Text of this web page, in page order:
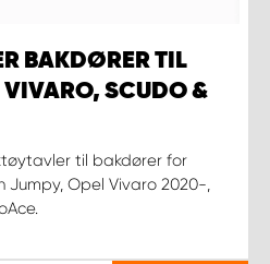
BAKDØRER TIL
VIVARO, SCUDO &
til bakdører for
Jumpy, Opel Vivaro 2020-,